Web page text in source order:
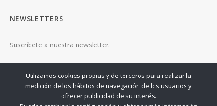
Utilizamos cookies propias y de terceros para realizar la
medición de los hábitos de navegación de los usuarios y
ofrecer publicidad de su interés.
NEWSLETTERS
Suscríbete a nuestra newsletter.
ENVIAR